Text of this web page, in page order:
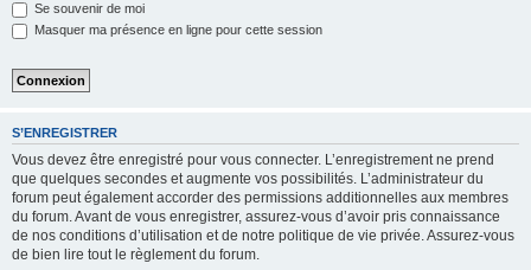
Se souvenir de moi
Masquer ma présence en ligne pour cette session
S’ENREGISTRER
Vous devez être enregistré pour vous connecter. L’enregistrement ne prend
que quelques secondes et augmente vos possibilités. L’administrateur du
forum peut également accorder des permissions additionnelles aux membres
du forum. Avant de vous enregistrer, assurez-vous d’avoir pris connaissance
de nos conditions d’utilisation et de notre politique de vie privée. Assurez-vous
de bien lire tout le règlement du forum.